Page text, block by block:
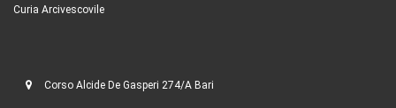
Curia Arcivescovile
Corso Alcide De Gasperi 274/A Bari